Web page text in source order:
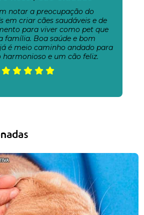
notar a preocupação do
em criar cães saudáveis e de
para viver como pet que
família. Boa saúde e bom
é meio caminho andado para
harmonioso e um cão feliz.